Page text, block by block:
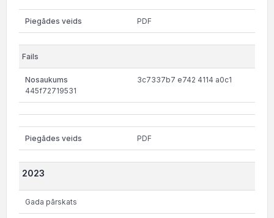
PDF
3c7337b7 e742 4114 a0c1
445f72719531
PDF
2023
Gada pārskats